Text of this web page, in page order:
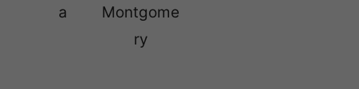
a
Montgome
ry